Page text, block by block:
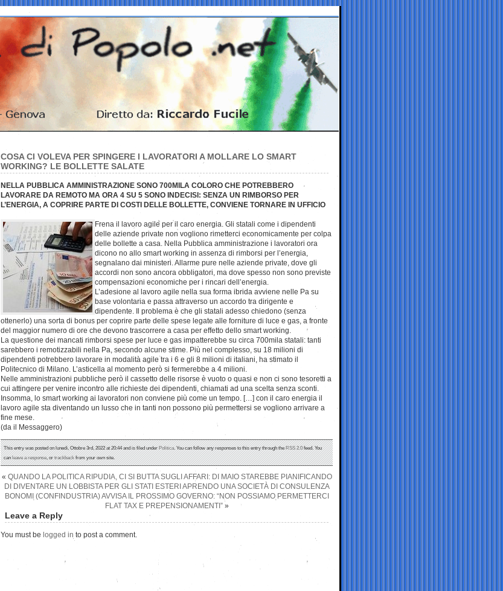
COSA CI VOLEVA PER SPINGERE I LAVORATORI A MOLLARE LO SMART
WORKING? LE BOLLETTE SALATE
NELLA PUBBLICA AMMINISTRAZIONE SONO 700MILA COLORO CHE POTREBBERO
LAVORARE DA REMOTO MA ORA 4 SU 5 SONO INDECISI: SENZA UN RIMBORSO PER
L’ENERGIA, A COPRIRE PARTE DI COSTI DELLE BOLLETTE, CONVIENE TORNARE IN UFFICIO
Frena il lavoro agile per il caro energia. Gli statali come i dipendenti
delle aziende private non vogliono rimetterci economicamente per colpa
delle bollette a casa. Nella Pubblica amministrazione i lavoratori ora
dicono no allo smart working in assenza di rimborsi per l’energia,
segnalano dai ministeri. Allarme pure nelle aziende private, dove gli
accordi non sono ancora obbligatori, ma dove spesso non sono previste
compensazioni economiche per i rincari dell’energia.
L’adesione al lavoro agile nella sua forma ibrida avviene nelle Pa su
base volontaria e passa attraverso un accordo tra dirigente e
dipendente. Il problema è che gli statali adesso chiedono (senza
ottenerlo) una sorta di bonus per coprire parte delle spese legate alle forniture di luce e gas, a fronte
del maggior numero di ore che devono trascorrere a casa per effetto dello smart working.
La questione dei mancati rimborsi spese per luce e gas impatterebbe su circa 700mila statali: tanti
sarebbero i remotizzabili nella Pa, secondo alcune stime. Più nel complesso, su 18 milioni di
dipendenti potrebbero lavorare in modalità agile tra i 6 e gli 8 milioni di italiani, ha stimato il
Politecnico di Milano. L’asticella al momento però si fermerebbe a 4 milioni.
Nelle amministrazioni pubbliche però il cassetto delle risorse è vuoto o quasi e non ci sono tesoretti a
cui attingere per venire incontro alle richieste dei dipendenti, chiamati ad una scelta senza sconti.
Insomma, lo smart working ai lavoratori non conviene più come un tempo. […] con il caro energia il
lavoro agile sta diventando un lusso che in tanti non possono più permettersi se vogliono arrivare a
fine mese.
(da il Messaggero)
This entry was posted on lunedì, Ottobre 3rd, 2022 at 20:44 and is filed underPolitica. You can follow any responses to this entry through theRSS 2.0feed. You
canleave a response, ortrackbackfrom your own site.
« QUANDO LA POLITICA RIPUDIA, CI SI BUTTA SUGLI AFFARI: DI MAIO STAREBBE PIANIFICANDO
DI DIVENTARE UN LOBBISTA PER GLI STATI ESTERI APRENDO UNA SOCIETÀ DI CONSULENZA
BONOMI (CONFINDUSTRIA) AVVISA IL PROSSIMO GOVERNO: “NON POSSIAMO PERMETTERCI
FLAT TAX E PREPENSIONAMENTI”»
Leave a Reply
You must be logged in to post a comment.